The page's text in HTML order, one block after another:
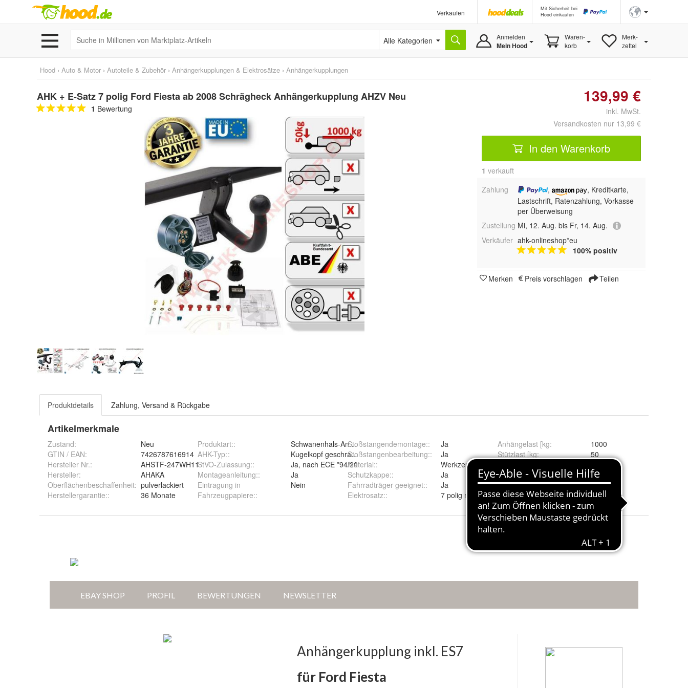
Verkaufen
Mit Sicherheit bei
Hood einkaufen
Alle Kategorien Anmelden
Mein Hood
Waren-
korb
Merk-
zettel
Hood › Auto & Motor › Autoteile & Zubehör › Anhängerkupplungen & Elektrosätze › Anhängerkupplungen
AHK + E-Satz 7 polig Ford Fiesta ab 2008 Schrägheck Anhängerkupplung AHZV Neu
1 Bewertung
139,99 €
inkl. MwSt.
Versandkosten nur 13,99 €
In den Warenkorb
1 verkauft
Zahlung
,
, Kreditkarte,
Lastschrift, Ratenzahlung, Vorkasse
per Überweisung
Zustellung Mi, 12. Aug. bis Fr, 14. Aug.
Verkäufer ahk-onlineshop*eu
100% positiv
Merken Preis vorschlagen Teilen
Produktdetails Zahlung, Versand & Rückgabe
Artikelmerkmale
Zustand:
Neu
GTIN / EAN:
7426787616914
Hersteller Nr.:
AHSTF-247WH11
Hersteller:
AHAKA
Oberflächenbeschaffenheit: pulverlackiert
Herstellergarantie:: 36 Monate
Produktart::
Schwanenhals-Anhängerkupplun
AHK-Typ::
Kugelkopf geschraubt (starr)
StVO-Zulassung::
Ja, nach ECE *94/20
Montageanleitung::
Ja
Eintragung in
Fahrzeugpapiere::
Nein
Stoßstangendemontage::
Ja
Stoßstangenbearbeitung::
Ja
Material::
Werkzeugstahl St 52-3
Schutzkappe::
Ja
Fahrradträger geeignet::
Ja
Elektrosatz:: 7 polig mit Steuergerät
Anhängelast [kg:
1000
Stützlast [kg:
50